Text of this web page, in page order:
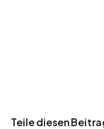
Teile diesen